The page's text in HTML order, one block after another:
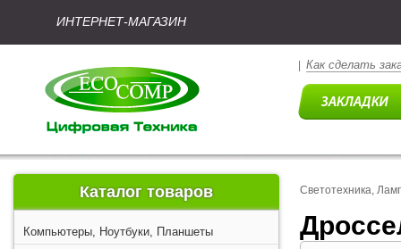
ИНТЕРНЕТ-МАГАЗИН
Как сделать
Каталог товаров
Компьютеры, Ноутбуки, Планшеты
Светотехника,